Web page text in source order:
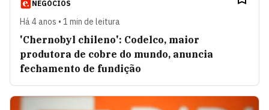
NEGÓCIOS
Há 4 anos • 1 min de leitura
'Chernobyl chileno': Codelco, maior
produtora de cobre do mundo, anuncia
fechamento de fundição